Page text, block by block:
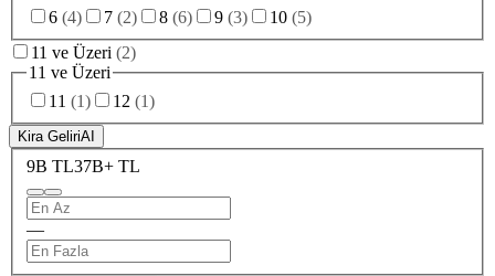
6 (4) 7 (2) 8 (6) 9 (3) 10 (5)
11 ve Üzeri (2)
11 ve Üzeri
11 (1) 12 (1)
Kira GeliriAI
9B TL37B+ TL
—